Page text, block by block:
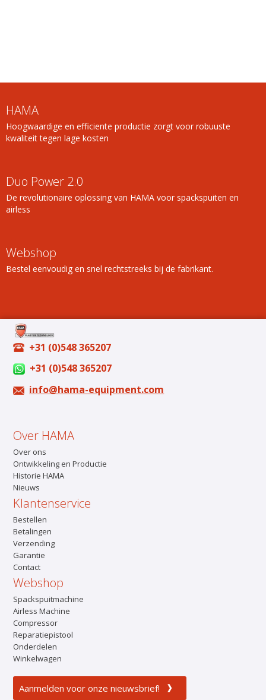
HAMA
Hoogwaardige en efficiente productie zorgt voor robuuste
kwaliteit tegen lage kosten
Duo Power 2.0
De revolutionaire oplossing van HAMA voor spackspuiten en
airless
Webshop
Bestel eenvoudig en snel rechtstreeks bij de fabrikant.
+31 (0)548 365207
+31 (0)548 365207
info@hama-equipment.com
Over HAMA
Over ons
Ontwikkeling en Productie
Historie HAMA
Nieuws
Klantenservice
Bestellen
Betalingen
Verzending
Garantie
Contact
Webshop
Spackspuitmachine
Airless Machine
Compressor
Reparatiepistool
Onderdelen
Winkelwagen
Aanmelden voor onze nieuwsbrief!